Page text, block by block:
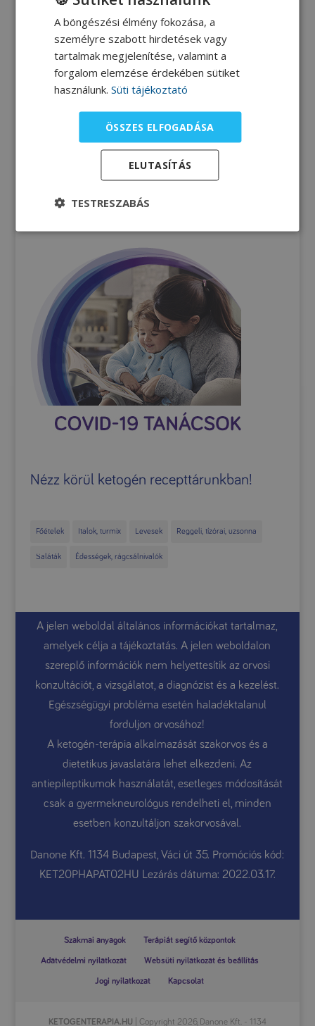
Ketogén mintaétrend
Zsír-fehérje arány
Élelmiszerek összetétele
Tápanyagtáblázatok
Nézz körül ketogén recepttárunkban!
Főételek Italok, turmix Levesek Reggeli, tízórai, uzsonna
Saláták Édességek, rágcsálnivalók
A jelen weboldal általános információkat tartalmaz,
amelyek célja a tájékoztatás. A jelen weboldalon
szereplő információk nem helyettesítik az orvosi
konzultációt, a vizsgálatot, a diagnózist és a kezelést.
Egészségügyi probléma esetén haladéktalanul
forduljon orvosához!
A ketogén-terápia alkalmazását szakorvos és a
dietetikus javaslatára lehet elkezdeni. Az
antiepileptikumok használatát, esetleges módosítását
csak a gyermekneurológus rendelheti el, minden
esetben konzultáljon szakorvosával.
Danone Kft. 1134 Budapest, Váci út 35. Promóciós kód:
KET20PHAPAT02HU Lezárás dátuma: 2022.03.17.
Szakmai anyagok Terápiát segítő központok
Adatvédelmi nyilatkozat Websüti nyilatkozat és beállítás
Jogi nyilatkozat Kapcsolat
KETOGENTERAPIA.HU | Copyright 2026, Danone Kft. - 1134
A böngészési élmény fokozása, a
személyre szabott hirdetések vagy
tartalmak megjelenítése, valamint a
forgalom elemzése érdekében sütiket
használunk. Süti tájékoztató
ÖSSZES ELFOGADÁSA
ELUTASÍTÁS
TESTRESZABÁS